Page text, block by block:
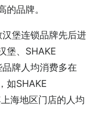
品牌。
堡连锁品牌先后进
堡、SHAKE
牌人均消费多在
如SHAKE
海地区门店的人均